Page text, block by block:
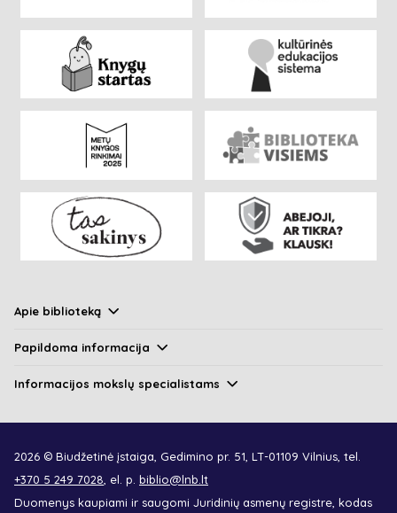
Apie biblioteką
Papildoma informacija
Informacijos mokslų specialistams
2026 © Biudžetinė įstaiga, Gedimino pr. 51, LT-01109 Vilnius, tel.
+370 5 249 7028 , el. p. biblio@lnb.lt
Duomenys kaupiami ir saugomi Juridinių asmenų registre, kodas